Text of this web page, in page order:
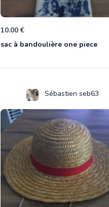
10.00 €
sac à bandoulière one piece
Sébastien seb63